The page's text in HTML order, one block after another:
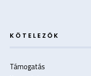
KÖTELEZŐK
Támogatás